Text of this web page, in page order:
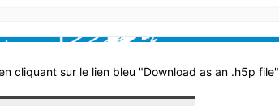
cliquant sur le lien bleu "Download as an .h5p file"